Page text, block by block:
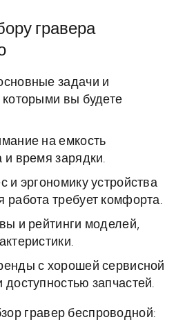
гравера
задачи и
вы будете
на емкость
и время зарядки.
и эргономику устройства
работа требует комфорта.
и рейтинги моделей,
с хорошей сервисной
запчастей.
гравер беспроводной: